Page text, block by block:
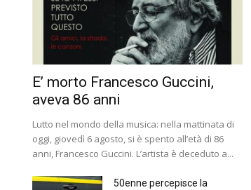
E’ morto Francesco Guccini,
aveva 86 anni
Lutto nel mondo della musica: nella mattinata di
oggi, giovedì 6 agosto, si è spento all’età di 86
anni, Francesco Guccini. L’artista è deceduto a...
50enne percepisce la